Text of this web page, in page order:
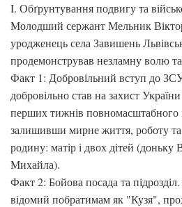
I. Обґрунтування подвигу та
Молодший сержант Мельник
уродженець села Завишень
продемонстрував незламну волю
Факт 1: Добровільний вступ до
добровільно став на захист
перших тижнів повномасштабного
залишивши мирне життя, роботу
родину: матір і двох дітей (доньку
Михайла).
Факт 2: Бойова посада та
відомий побратимам як "Кузя",